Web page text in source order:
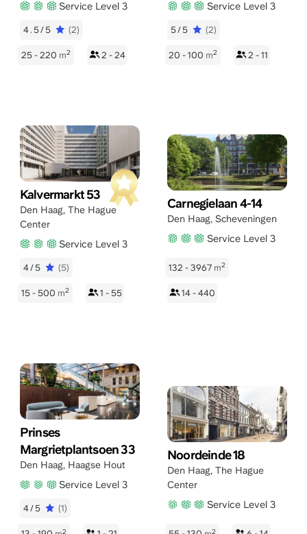
Service Level 3
4.5/5 (2)
25 - 220 m2 2 - 24
Service Level 3
5/5 (2)
20 - 100 m2 2 - 11
Kalvermarkt 53
Den Haag, The Hague
Center
Service Level 3
4/5 (5)
15 - 500 m2 1 - 55
Carnegielaan 4-14
Den Haag, Scheveningen
Service Level 3
132 - 3967 m2
14 - 440
Prinses
Margrietplantsoen 33
Den Haag, Haagse Hout
Service Level 3
4/5 (1)
2
Noordeinde 18
Den Haag, The Hague
Center
Service Level 3
2